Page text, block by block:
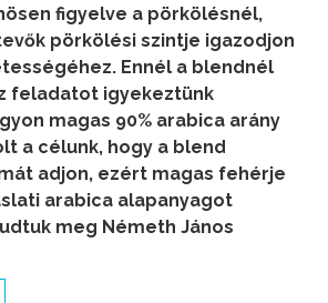
figyelve a pörkölésnél,
pörkölési szintje igazodjon
Ennél a blendnél
feladatot igyekeztünk
magas 90% arabica arány
a célunk, hogy a blend
adjon, ezért magas fehérje
arabica alapanyagot
meg Németh János